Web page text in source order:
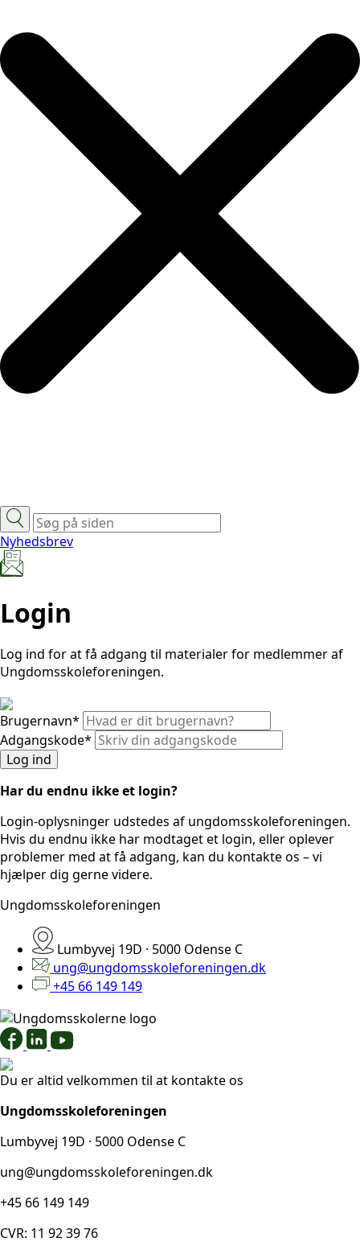
Nyhedsbrev
Login
Log ind for at få adgang til materialer for medlemmer af
Ungdomsskoleforeningen.
Brugernavn*
Adgangskode*
Log ind
Har du endnu ikke et login?
Login-oplysninger udstedes af ungdomsskoleforeningen.
Hvis du endnu ikke har modtaget et login, eller oplever
problemer med at få adgang, kan du kontakte os – vi
hjælper dig gerne videre.
Ungdomsskoleforeningen
Lumbyvej 19D · 5000 Odense C
ung@ungdomsskoleforeningen.dk
+45 66 149 149
Du er altid velkommen til at kontakte os
Ungdomsskoleforeningen
Lumbyvej 19D · 5000 Odense C
ung@ungdomsskoleforeningen.dk
+45 66 149 149
CVR: 11 92 39 76